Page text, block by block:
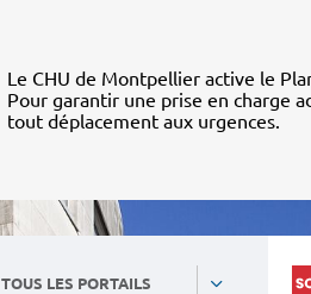
Le CHU de Montpellier active le
Pour garantir une prise en charge
tout déplacement aux urgences.
TOUS LES PORTAILS